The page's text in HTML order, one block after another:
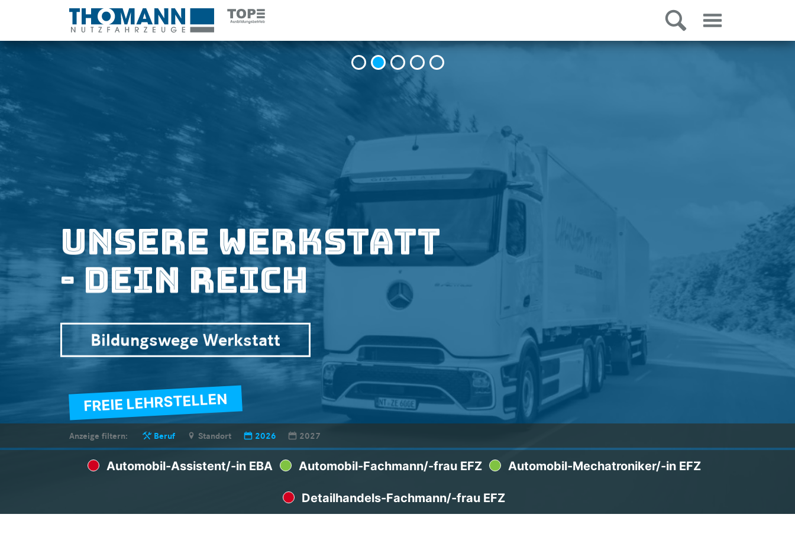
Alle Teile zum
Erfolg
Bildungswege Ersatzteillager
FREIE LEHRSTELLEN
Anzeige filtern: Beruf Standort 2026 2027
Automobil-Assistent/-in EBA Automobil-Fachmann/-frau EFZ Automobil-Mechatroniker/-in EFZ
Detailhandels-Fachmann/-frau EFZ